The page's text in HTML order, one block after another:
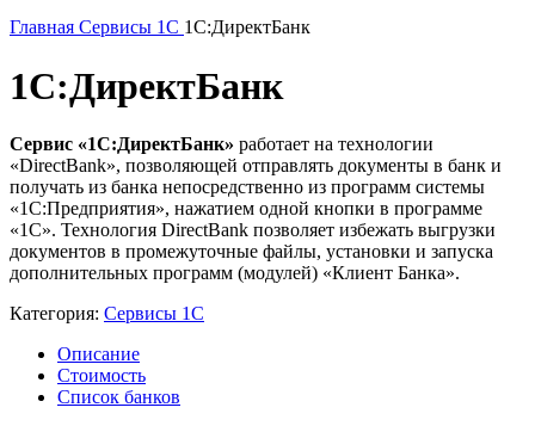
Главная Сервисы 1С 1С:ДиректБанк
1С:ДиректБанк
Сервис «1С:ДиректБанк» работает на технологии
«DirectBank», позволяющей отправлять документы в банк и
получать из банка непосредственно из программ системы
«1С:Предприятия», нажатием одной кнопки в программе
«1С». Технология DirectBank позволяет избежать выгрузки
документов в промежуточные файлы, установки и запуска
дополнительных программ (модулей) «Клиент Банка».
Категория: Сервисы 1С
Описание
Стоимость
Список банков